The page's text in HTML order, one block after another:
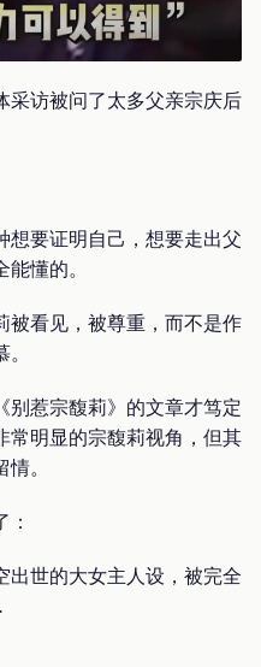
采访被问了太多父亲宗庆后
想要证明自己，想要走出父
懂的。
被看见，被尊重，而不是作
别惹宗馥莉》的文章才笃定
常明显的宗馥莉视角，但其
。
出世的大女主人设，被完全